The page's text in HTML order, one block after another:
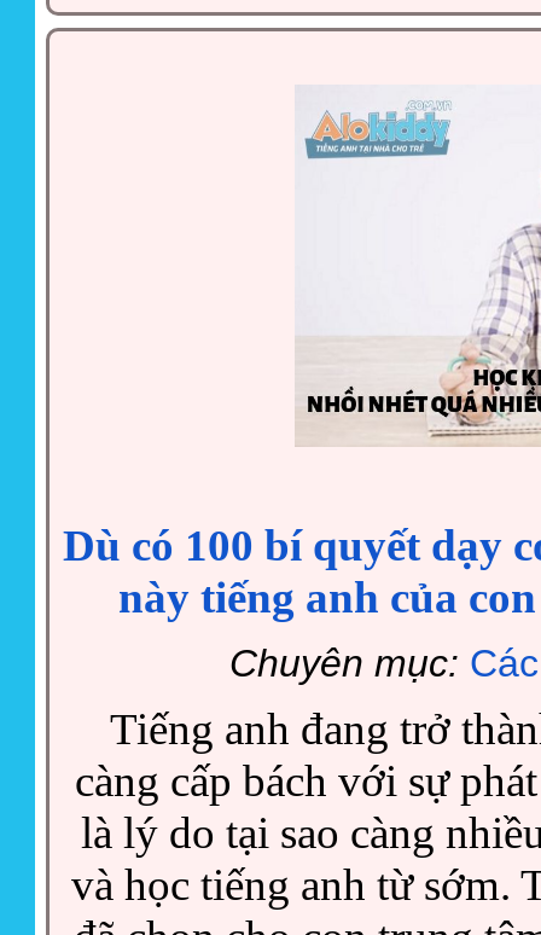
Dù có 100 bí quyết dạy
này tiếng anh của
Chuyên mục:
Tiếng anh đang trở
càng cấp bách với sự
là lý do tại sao càng
và học tiếng anh từ sớm.